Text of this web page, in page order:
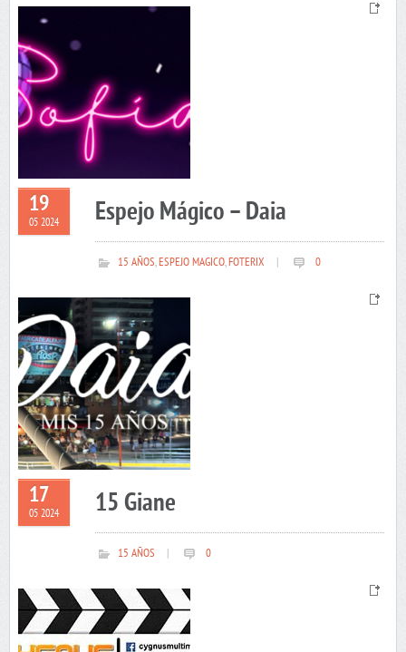
19
05 2024 Espejo Mágico – Daia
15 AÑOS,ESPEJO MAGICO,FOTERIX 0
17
05 2024 15 Giane
15 AÑOS 0